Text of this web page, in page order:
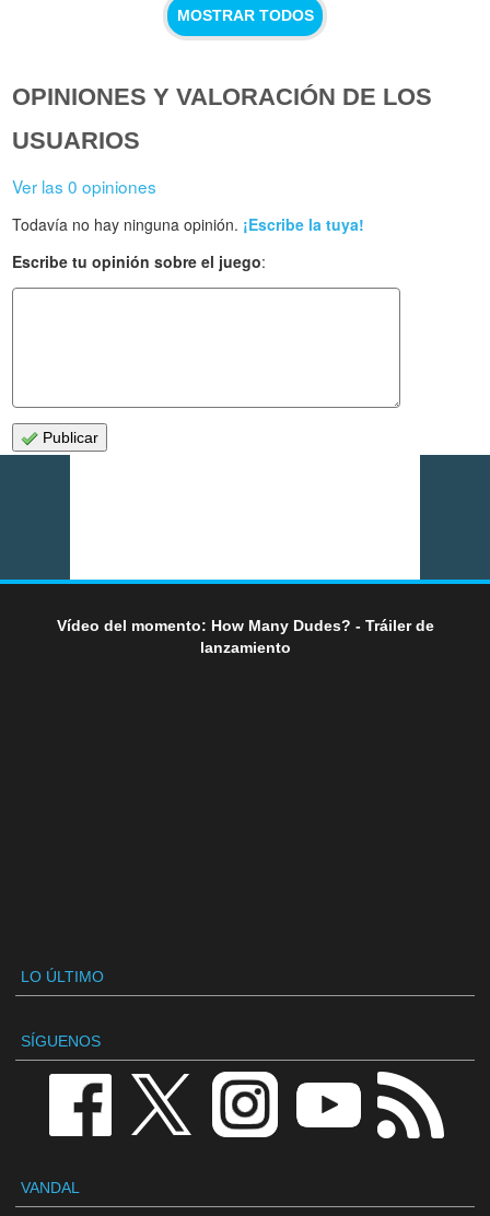
MOSTRAR TODOS
OPINIONES Y VALORACIÓN DE LOS
USUARIOS
Ver las 0 opiniones
Todavía no hay ninguna opinión. ¡Escribe la tuya!
Escribe tu opinión sobre el juego:
Publicar
Vídeo del momento: How Many Dudes? - Tráiler de
lanzamiento
LO ÚLTIMO
SÍGUENOS
VANDAL